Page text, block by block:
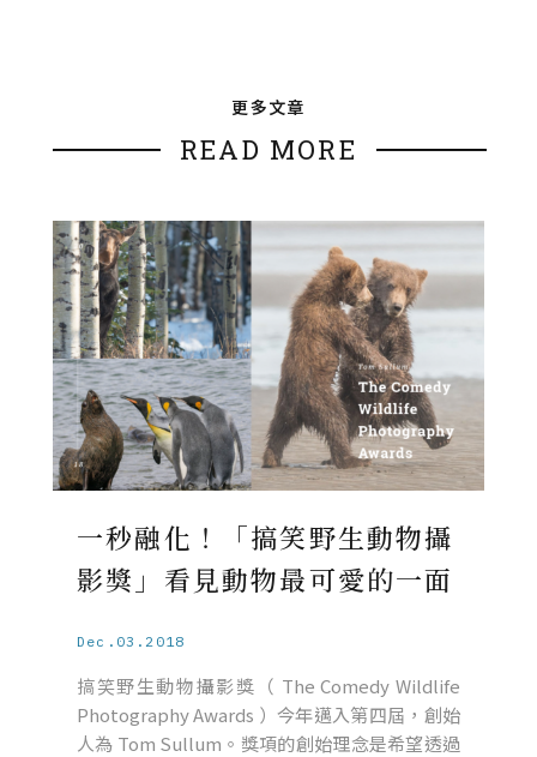
更多文章
READ MORE
一秒融化！「搞笑野生動物攝
影獎」看見動物最可愛的一面
Dec.03.2018
搞笑野生動物攝影獎（ The Comedy Wildlife
Photography Awards ）今年邁入第四屆，創始
人為 Tom Sullum。獎項的創始理念是希望透過